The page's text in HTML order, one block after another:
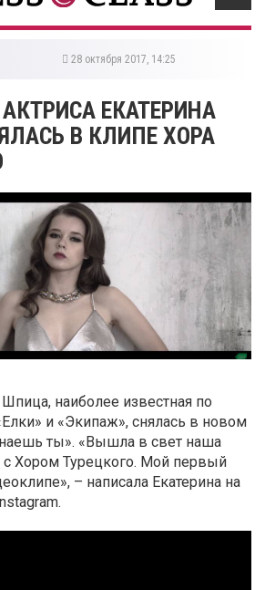
28 октября 2017, 14:25
ЕКАТЕРИНА
В КЛИПЕ ХОРА
наиболее известная по
и «Экипаж», снялась в новом
ты». «Вышла в свет наша
с Хором Турецкого. Мой первый
– написала Екатерина на